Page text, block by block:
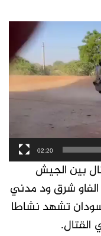
02:20
بين الجيش
شرق ود مدني
تشهد نشاطا
القتال.